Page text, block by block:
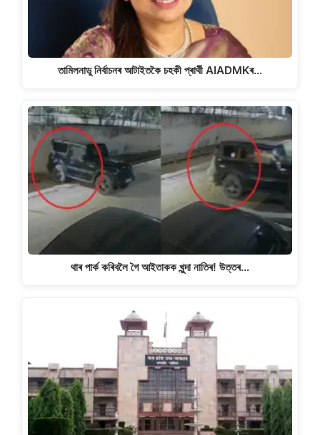
তামিলনাডু নিৰ্বাচনৰ আটাইতকৈ চহকী প্ৰাৰ্থী AIADMKৰ…
থাৰ পাৰ্ক কৰিবলৈ গৈ আইতাকক খুন্দা নাতিৰ! উত্তৰ…